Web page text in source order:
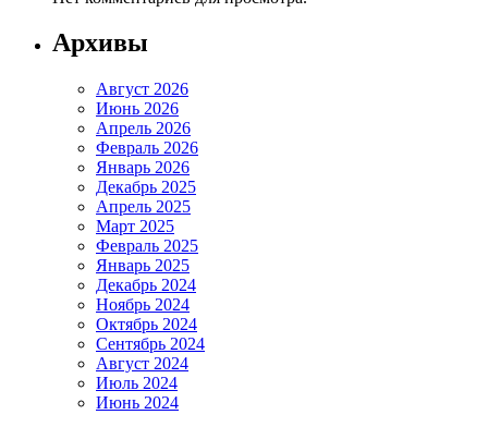
Архивы
Август 2026
Июнь 2026
Апрель 2026
Февраль 2026
Январь 2026
Декабрь 2025
Апрель 2025
Март 2025
Февраль 2025
Январь 2025
Декабрь 2024
Ноябрь 2024
Октябрь 2024
Сентябрь 2024
Август 2024
Июль 2024
Июнь 2024